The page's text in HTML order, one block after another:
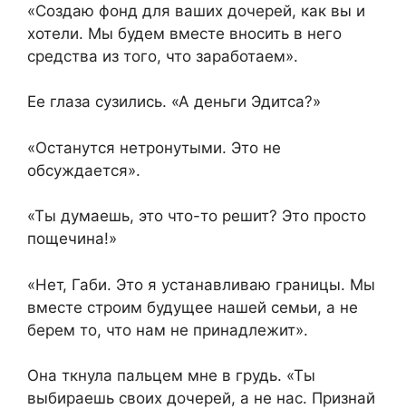
«Создаю фонд для ваших дочерей, как вы и
хотели. Мы будем вместе вносить в него
средства из того, что заработаем».
Ее глаза сузились. «А деньги Эдитса?»
«Останутся нетронутыми. Это не
обсуждается».
«Ты думаешь, это что-то решит? Это просто
пощечина!»
«Нет, Габи. Это я устанавливаю границы. Мы
вместе строим будущее нашей семьи, а не
берем то, что нам не принадлежит».
Она ткнула пальцем мне в грудь. «Ты
выбираешь своих дочерей, а не нас. Признай